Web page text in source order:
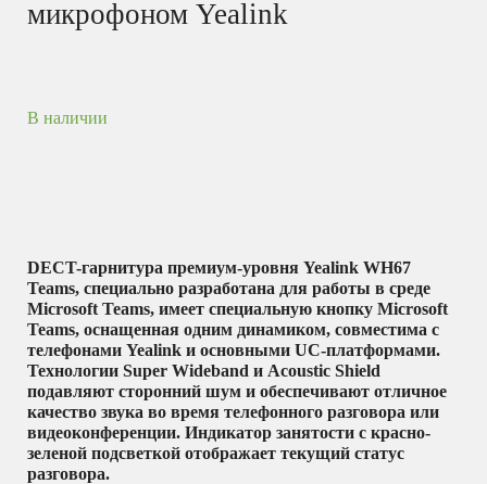
микрофоном Yealink
В наличии
DECT-гарнитура премиум-уровня Yealink WH67
Teams, специально разработана для работы в среде
Microsoft Teams, имеет специальную кнопку Microsoft
Teams, оснащенная одним динамиком, совместима с
телефонами Yealink и основными UC-платформами.
Технологии Super Wideband и Acoustic Shield
подавляют сторонний шум и обеспечивают отличное
качество звука во время телефонного разговора или
видеоконференции. Индикатор занятости с красно-
зеленой подсветкой отображает текущий статус
разговора.